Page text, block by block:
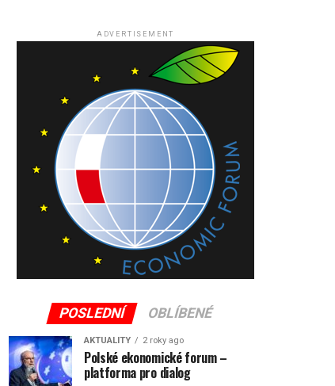
ADVERTISEMENT
POSLEDNÍ OBLÍBENÉ
AKTUALITY 2 roky ago
Polské ekonomické forum –
platforma pro dialog